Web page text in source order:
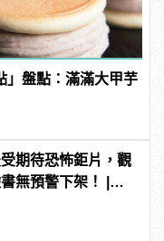
」盤點：滿滿大甲芋
受期待恐怖鉅片，觀
無預警下架！ |